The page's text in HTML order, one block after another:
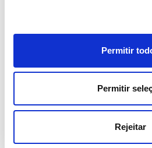
Permitir
Permitir
Rejeitar